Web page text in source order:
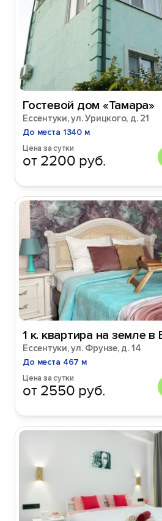
Гостевой дом «Тамара»
Ессентуки, ул. Урицкого, д. 21
До места 1340 м
Цена за сутки
от 2200 руб.
1 к. квартира на земле в
Ессентуки, ул. Фрунзе, д. 14
До места 467 м
Цена за сутки
от 2550 руб.